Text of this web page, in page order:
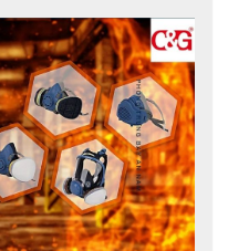
nhiệt C&G 1200°C 3H